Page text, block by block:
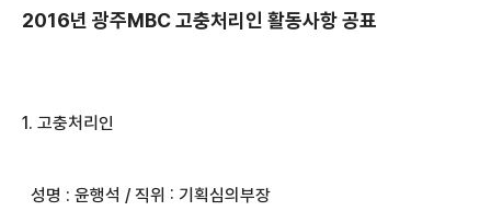
2016년 광주MBC 고충처리인 활동사항 공표
1. 고충처리인
성명 : 윤행석 / 직위 : 기획심의부장